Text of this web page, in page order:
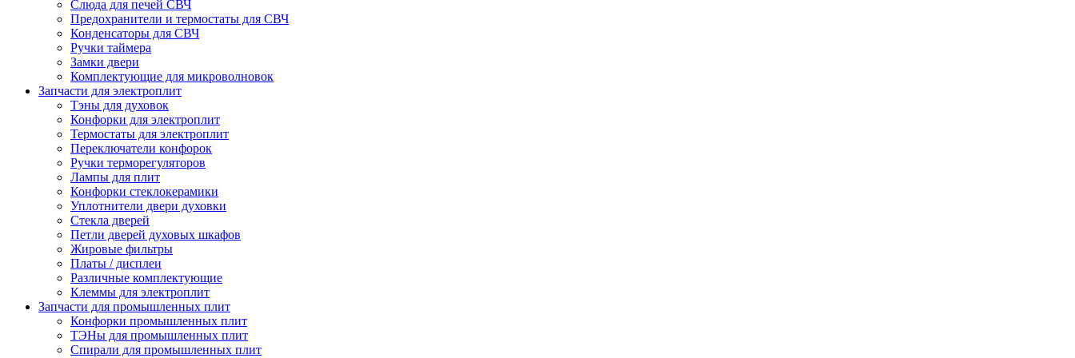
Слюда для печей СВЧ
Предохранители и термостаты для СВЧ
Конденсаторы для СВЧ
Ручки таймера
Замки двери
Комплектующие для микроволновок
Запчасти для электроплит
Тэны для духовок
Конфорки для электроплит
Термостаты для электроплит
Переключатели конфорок
Ручки терморегуляторов
Лампы для плит
Конфорки стеклокерамики
Уплотнители двери духовки
Стекла дверей
Петли дверей духовых шкафов
Жировые фильтры
Платы / дисплеи
Различные комплектующие
Клеммы для электроплит
Запчасти для промышленных плит
Конфорки промышленных плит
ТЭНы для промышленных плит
Спирали для промышленных плит